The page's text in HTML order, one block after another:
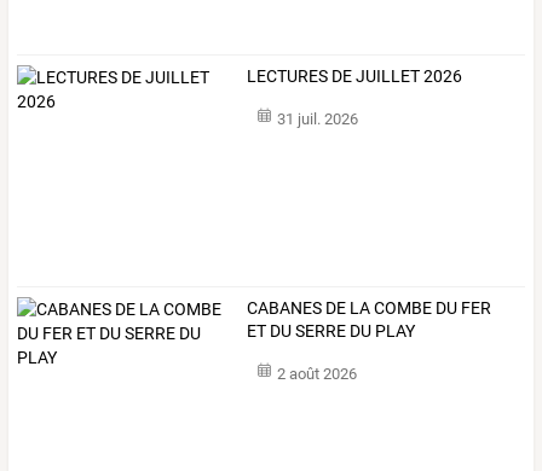
LECTURES DE JUILLET 2026
31 juil. 2026
CABANES DE LA COMBE DU FER
ET DU SERRE DU PLAY
2 août 2026